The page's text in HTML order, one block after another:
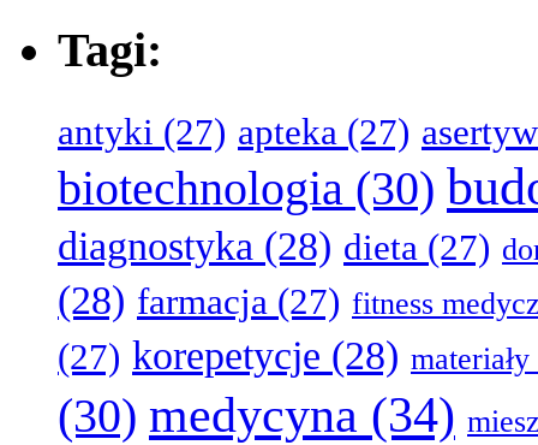
Tagi:
antyki (27) apteka (27)
biotechnologia (30)
diagnostyka (28) dieta (27)
(28) farmacja (27) fitness
(27) korepetycje (28)
(30) medycyna (34)